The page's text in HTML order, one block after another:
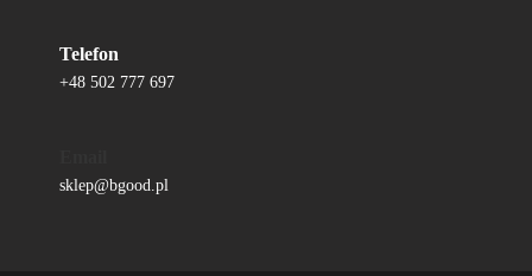
Telefon
+48 502 777 697
sklep@bgood.pl